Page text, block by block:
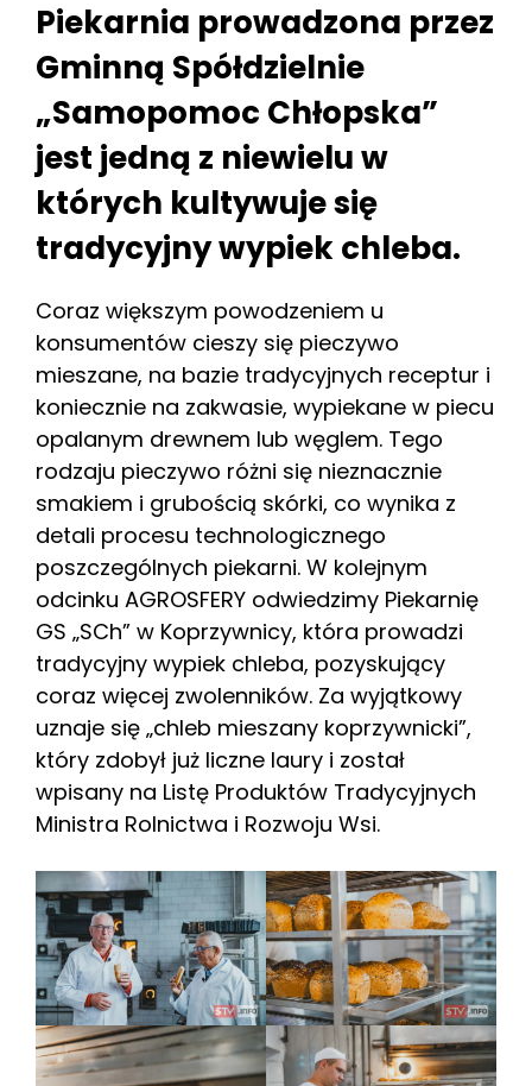
Piekarnia prowadzona przez
Gminną Spółdzielnie
„Samopomoc Chłopska”
jest jedną z niewielu w
których kultywuje się
tradycyjny wypiek chleba.
Coraz większym powodzeniem u
konsumentów cieszy się pieczywo
mieszane, na bazie tradycyjnych receptur i
koniecznie na zakwasie, wypiekane w piecu
opalanym drewnem lub węglem. Tego
rodzaju pieczywo różni się nieznacznie
smakiem i grubością skórki, co wynika z
detali procesu technologicznego
poszczególnych piekarni. W kolejnym
odcinku AGROSFERY odwiedzimy Piekarnię
GS „SCh” w Koprzywnicy, która prowadzi
tradycyjny wypiek chleba, pozyskujący
coraz więcej zwolenników. Za wyjątkowy
uznaje się „chleb mieszany koprzywnicki”,
który zdobył już liczne laury i został
wpisany na Listę Produktów Tradycyjnych
Ministra Rolnictwa i Rozwoju Wsi.